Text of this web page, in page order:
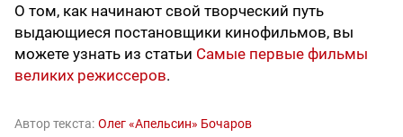
О том, как начинают свой творческий путь
выдающиеся постановщики кинофильмов, вы
можете узнать из статьи Самые первые фильмы
великих режиссеров.
Автор текста: Олег «Апельсин» Бочаров